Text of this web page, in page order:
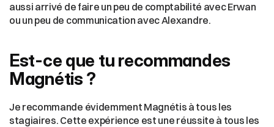
aussi arrivé de faire un peu de comptabilité avec Erwan
ou un peu de communication avec Alexandre.
Est-ce que tu recommandes
Magnétis ?
Je recommande évidemment Magnétis à tous les
stagiaires. Cette expérience est une réussite à tous les